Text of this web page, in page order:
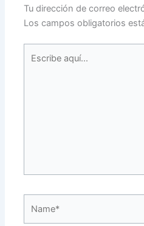
Tu dirección de correo
Los campos obligatorios
aquí...